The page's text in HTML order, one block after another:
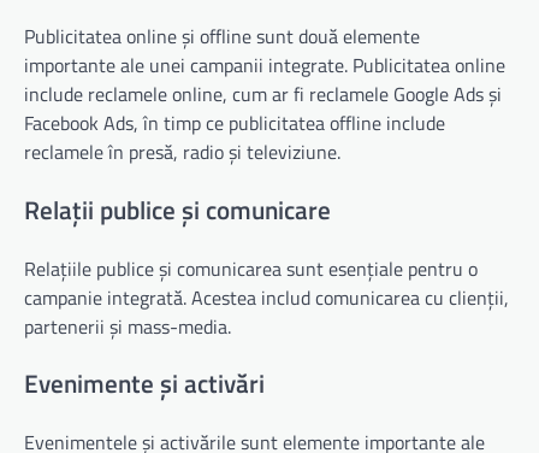
Publicitatea online și offline sunt două elemente
importante ale unei campanii integrate. Publicitatea online
include reclamele online, cum ar fi reclamele Google Ads și
Facebook Ads, în timp ce publicitatea offline include
reclamele în presă, radio și televiziune.
Relații publice și comunicare
Relațiile publice și comunicarea sunt esențiale pentru o
campanie integrată. Acestea includ comunicarea cu clienții,
partenerii și mass-media.
Evenimente și activări
Evenimentele și activările sunt elemente importante ale